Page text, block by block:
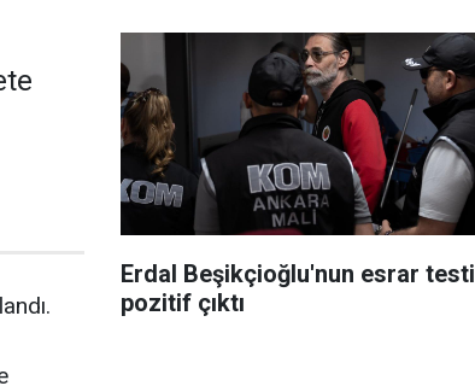
Erdal Beşikçioğlu'nun esrar testi
pozitif çıktı